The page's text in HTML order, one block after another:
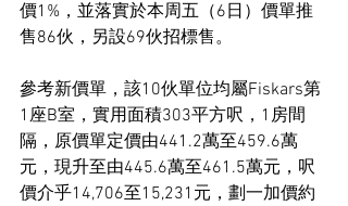
價1%，並落實於本周五（6日）價單推
售86伙，另設69伙招標售。
參考新價單，該10伙單位均屬Fiskars第
1座B室，實用面積303平方呎，1房間
隔，原價單定價由441.2萬至459.6萬
元，現升至由445.6萬至461.5萬元，呎
價介乎14,706至15,231元，劃一加價約